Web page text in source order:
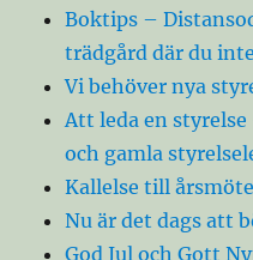
Boktips –
trädgård där du
Vi behöver nya
Att leda en
och gamla
Kallelse till
Nu är det dags att
God Jul och Gott